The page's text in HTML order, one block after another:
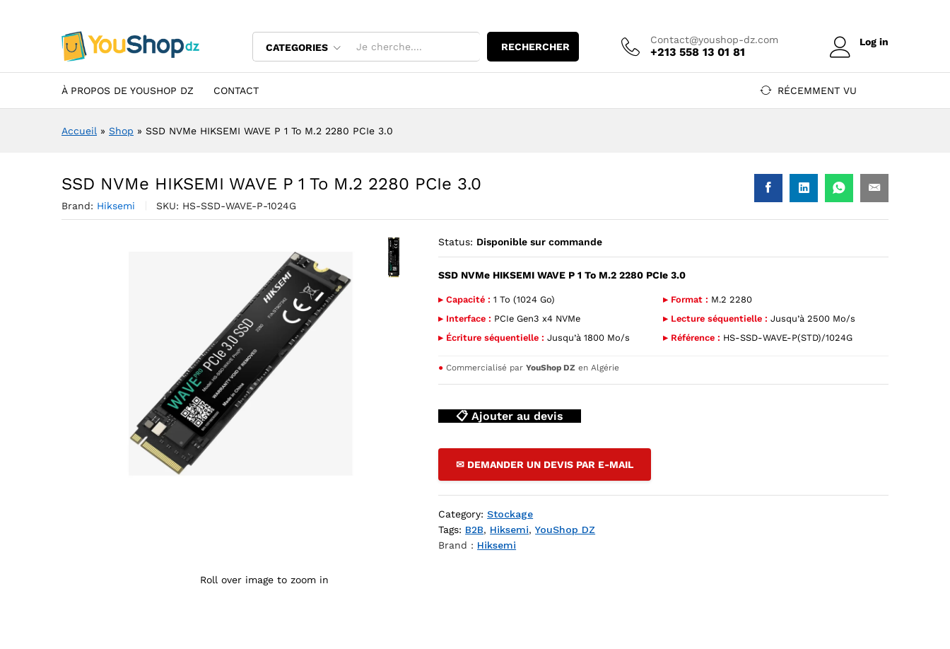
CATEGORIES RECHERCHER
Contact@youshop-dz.com
+213 558 13 01 81
Log in
À PROPOS DE YOUSHOP DZ CONTACT RÉCEMMENT VU
Accueil » Shop » SSD NVMe HIKSEMI WAVE P 1 To M.2 2280 PCIe 3.0
SSD NVMe HIKSEMI WAVE P 1 To M.2 2280 PCIe 3.0
Brand: Hiksemi SKU: HS-SSD-WAVE-P-1024G
Roll over image to zoom in
Status: Disponible sur commande
SSD NVMe HIKSEMI WAVE P 1 To M.2 2280 PCIe 3.0
▸ Capacité : 1 To (1024 Go) ▸ Format : M.2 2280
▸ Interface : PCIe Gen3 x4 NVMe ▸ Lecture séquentielle : Jusqu’à 2500 Mo/s
▸ Écriture séquentielle : Jusqu’à 1800 Mo/s ▸ Référence : HS-SSD-WAVE-P(STD)/1024G
● Commercialisé parYouShop DZ en Algérie
📋 Ajouter au devis
✉ DEMANDER UN DEVIS PAR E-MAIL
Category:Stockage
Tags: B2B, Hiksemi,YouShop DZ
Brand : Hiksemi